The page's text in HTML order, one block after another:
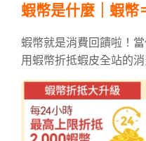
蝦幣是什麼｜蝦幣
蝦幣就是消費回饋啦！
用蝦幣折抵蝦皮全站的消